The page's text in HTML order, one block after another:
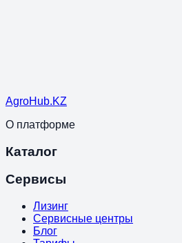
AgroHub.KZ
О платформе
Каталог
Сервисы
Лизинг
Сервисные центры
Блог